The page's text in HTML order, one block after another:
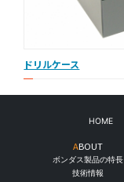
ドリルケース
HOME
ABOUT
ボンダス製品の特長
技術情報